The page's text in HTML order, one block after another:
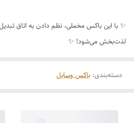
✨ با این باکس مخملی، نظم دادن به اتاق
لذت‌بخش می‌شود! ✨
دسته‌بندی: باکس وسایل